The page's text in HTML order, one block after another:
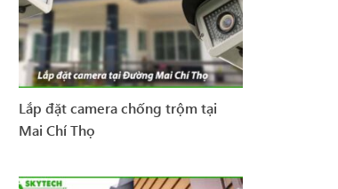
Lắp đặt camera chống trộm tại
Mai Chí Thọ